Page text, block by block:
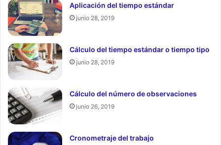
Aplicación del tiempo estándar
junio 28, 2019
Cálculo del tiempo estándar o tiempo tipo
junio 28, 2019
Cálculo del número de observaciones
junio 26, 2019
Cronometraje del trabajo